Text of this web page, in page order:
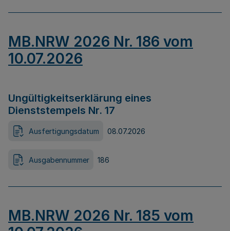
MB.NRW 2026 Nr. 186 vom
10.07.2026
Ungültigkeitserklärung eines
Dienststempels Nr. 17
Ausfertigungsdatum 08.07.2026
Ausgabennummer 186
MB.NRW 2026 Nr. 185 vom